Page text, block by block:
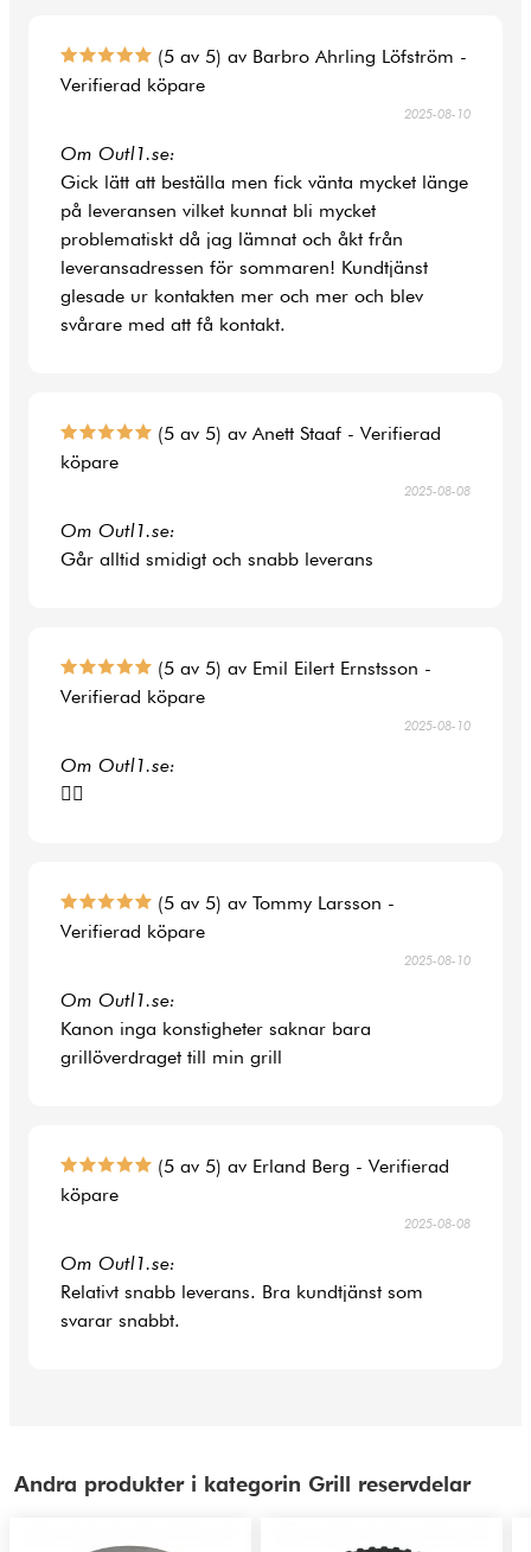
(5 av 5) av Barbro Ahrling Löfström -
Verifierad köpare
2025-08-10
Om Outl1.se:
Gick lätt att beställa men fick vänta mycket länge
på leveransen vilket kunnat bli mycket
problematiskt då jag lämnat och åkt från
leveransadressen för sommaren! Kundtjänst
glesade ur kontakten mer och mer och blev
svårare med att få kontakt.
(5 av 5) av Anett Staaf - Verifierad
köpare
2025-08-08
Om Outl1.se:
Går alltid smidigt och snabb leverans
(5 av 5) av Emil Eilert Ernstsson -
Verifierad köpare
2025-08-10
Om Outl1.se:
👍🏻
(5 av 5) av Tommy Larsson -
Verifierad köpare
2025-08-10
Om Outl1.se:
Kanon inga konstigheter saknar bara
grillöverdraget till min grill
(5 av 5) av Erland Berg - Verifierad
köpare
2025-08-08
Om Outl1.se:
Relativt snabb leverans. Bra kundtjänst som
svarar snabbt.
Andra produkter i kategorin Grill reservdelar